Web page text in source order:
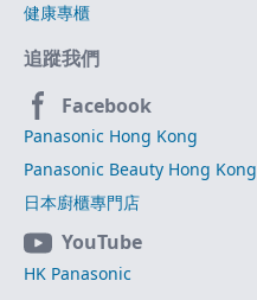
健康專櫃
追蹤我們
Facebook
Panasonic Hong Kong
Panasonic Beauty Hong Kong
日本廚櫃專門店
YouTube
HK Panasonic